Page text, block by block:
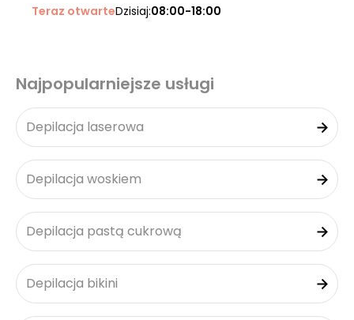
Teraz otwarteDzisiaj:08:00-18:00
Najpopularniejsze usługi
Depilacja laserowa
Depilacja woskiem
Depilacja pastą cukrową
Depilacja bikini